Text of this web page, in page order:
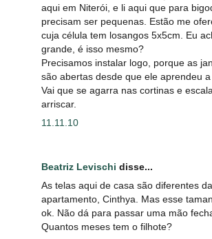
aqui em Niterói, e li aqui que para
precisam ser pequenas. Estão me
cuja célula tem losangos 5x5cm. Eu
grande, é isso mesmo?
Precisamos instalar logo, porque as
são abertas desde que ele aprendeu a
Vai que se agarra nas cortinas e
arriscar.
11.11.10
Beatriz Levischi disse...
As telas aqui de casa são diferentes
apartamento, Cinthya. Mas esse
ok. Não dá para passar uma mão
Quantos meses tem o filhote?